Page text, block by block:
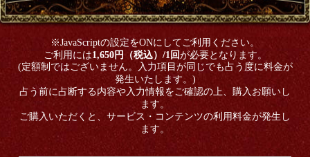
※JavaScriptの設定をONにしてご利用ください。
ご利用には1,650円（税込）/1回が必要となります。
(定額制ではございません。入力項目が同じでも占う度に料金が
発生いたします。)
占う前に占断する内容や入力情報をご確認の上、購入お願いし
ます。
ご購入いただくと、サービス・コンテンツの利用料金が発生し
ます。